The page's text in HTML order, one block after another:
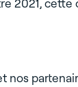
2021,
nos